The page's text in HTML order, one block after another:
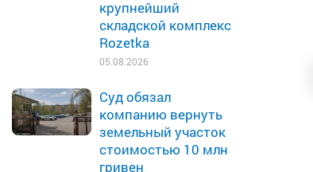
крупнейший
складской комплекс
Rozetka
05.08.2026
Суд обязал
компанию вернуть
земельный участок
стоимостью 10 млн
гривен